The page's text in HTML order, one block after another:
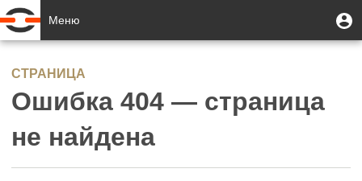
основному
Меню
учётной
записи
пользователя
Меню
Toggle
navigation
СТРАНИЦА
Ошибка 404 — страница
не найдена